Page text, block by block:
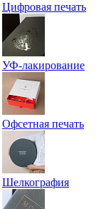
Цифровая печать
УФ-лакирование
Офсетная печать
Шелкография